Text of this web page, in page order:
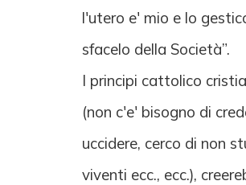
l'utero e' mio e lo
sfacelo della Società”.
I principi cattolico
(non c'e' bisogno di
uccidere, cerco di non
viventi ecc., ecc.),